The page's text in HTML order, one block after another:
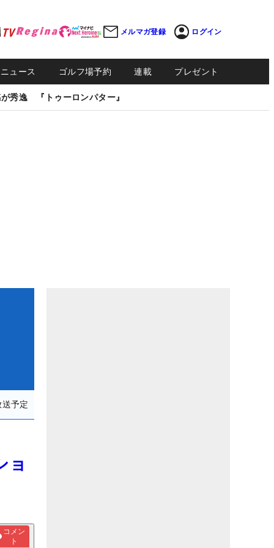
メルマガ登録 ログイン
ュース ゴルフ場予約 連載 プレゼント
秀逸 『トゥーロンパター』
予定
ョ
コメン
ト